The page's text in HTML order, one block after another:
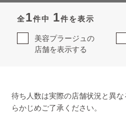
全1件中 1件を表示
美容プラージュの
店舗を表示する
待ち人数は実際の店舗状況と異
らかじめご了承ください。